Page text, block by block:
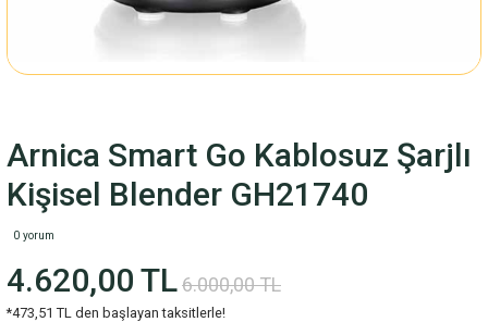
Arnica Smart Go Kablosuz Şarjlı
Kişisel Blender GH21740
0 yorum
4.620,00 TL6.000,00 TL
*473,51 TL den başlayan taksitlerle!